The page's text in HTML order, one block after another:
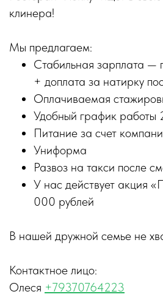
клинера!
Мы предлагаем:
Стабильная зарплата —
+ доплата за натирку
Оплачиваемая
Удобный график
Питание за счет
Униформа
Развоз на такси после
У нас действует акция
000 рублей
В нашей дружной семье не
Контактное лицо:
Олеся +79370764223